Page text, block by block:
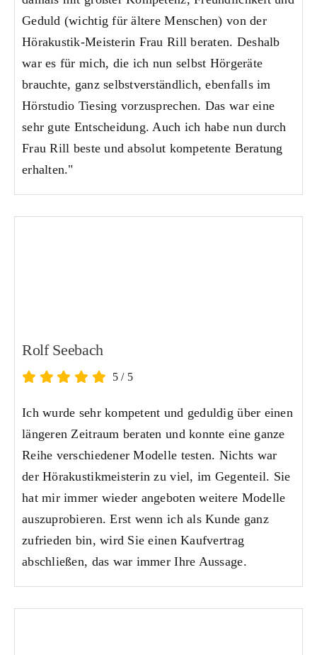
Geduld (wichtig für ältere Menschen) von der
Hörakustik-Meisterin Frau Rill beraten. Deshalb
war es für mich, die ich nun selbst Hörgeräte
brauchte, ganz selbstverständlich, ebenfalls im
Hörstudio Tiesing vorzusprechen. Das war eine
sehr gute Entscheidung. Auch ich habe nun durch
Frau Rill beste und absolut kompetente Beratung
erhalten."
Rolf Seebach
5 / 5
Ich wurde sehr kompetent und geduldig über einen
längeren Zeitraum beraten und konnte eine ganze
Reihe verschiedener Modelle testen. Nichts war
der Hörakustikmeisterin zu viel, im Gegenteil. Sie
hat mir immer wieder angeboten weitere Modelle
auszuprobieren. Erst wenn ich als Kunde ganz
zufrieden bin, wird Sie einen Kaufvertrag
abschließen, das war immer Ihre Aussage.